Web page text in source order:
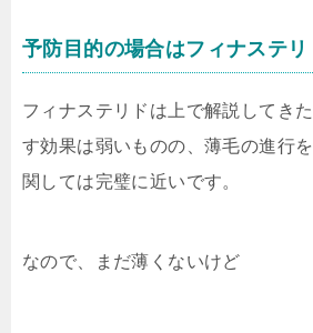
予防目的の場合はフィナステリ
フィナステリドは上で解説してき
す効果は弱いものの、薄毛の進行
関しては完璧に近いです。
なので、まだ薄くないけど